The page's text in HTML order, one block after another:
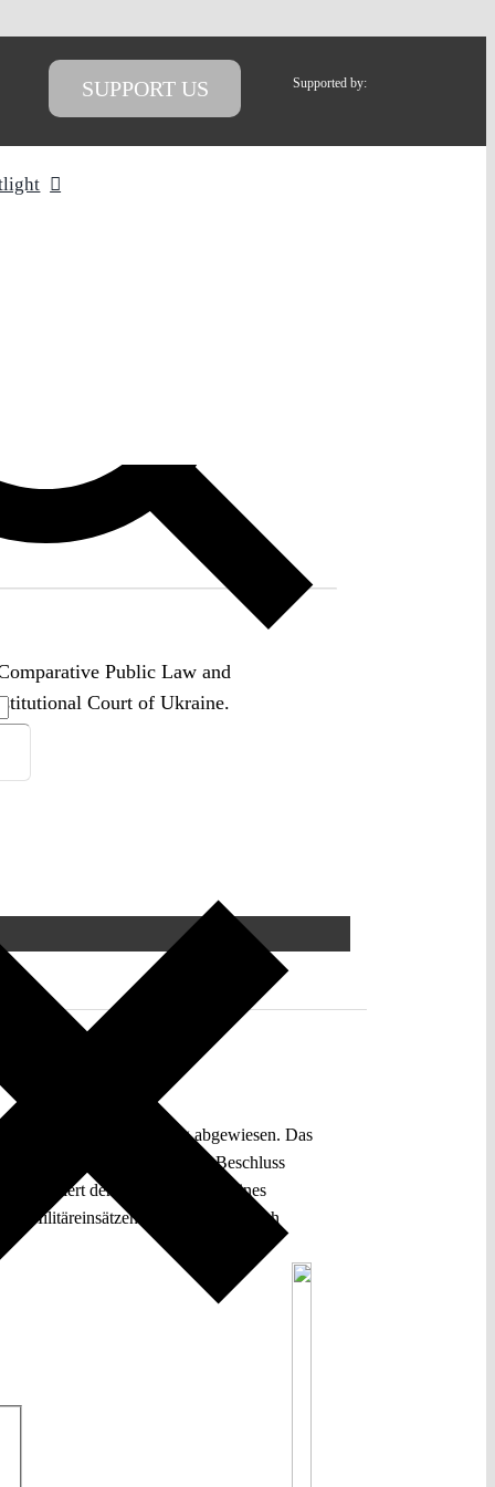
SUPPORT US Supported by:
Public Law and
Court of Ukraine.
in Syrien als unzulässig abgewiesen. Das
Gericht verfestigt in seinem Beschluss
definiert den Strukturwandel eines
Militäreinsätzen bleiben so nur noch